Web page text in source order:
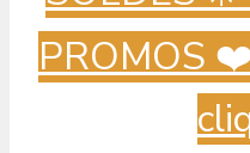
PROMOS